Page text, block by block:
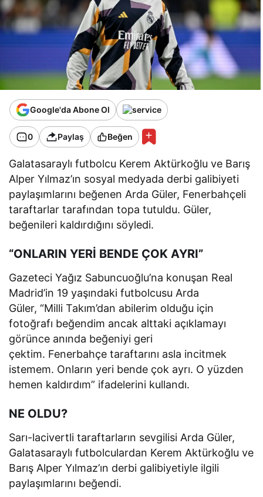
Google'da Abone Ol
0 Paylaş Beğen
Galatasaraylı futbolcu Kerem Aktürkoğlu ve Barış
Alper Yılmaz’ın sosyal medyada derbi galibiyeti
paylaşımlarını beğenen Arda Güler, Fenerbahçeli
taraftarlar tarafından topa tutuldu. Güler,
beğenileri kaldırdığını söyledi.
“ONLARIN YERİ BENDE ÇOK AYRI”
Gazeteci Yağız Sabuncuoğlu’na konuşan Real
Madrid’in 19 yaşındaki futbolcusu Arda
Güler, “Milli Takım’dan abilerim olduğu için
fotoğrafı beğendim ancak alttaki açıklamayı
görünce anında beğeniyi geri
çektim. Fenerbahçe taraftarını asla incitmek
istemem. Onların yeri bende çok ayrı. O yüzden
hemen kaldırdım” ifadelerini kullandı.
NE OLDU?
Sarı-lacivertli taraftarların sevgilisi Arda Güler,
Galatasaraylı futbolculardan Kerem Aktürkoğlu ve
Barış Alper Yılmaz’ın derbi galibiyetiyle ilgili
paylaşımlarını beğendi.